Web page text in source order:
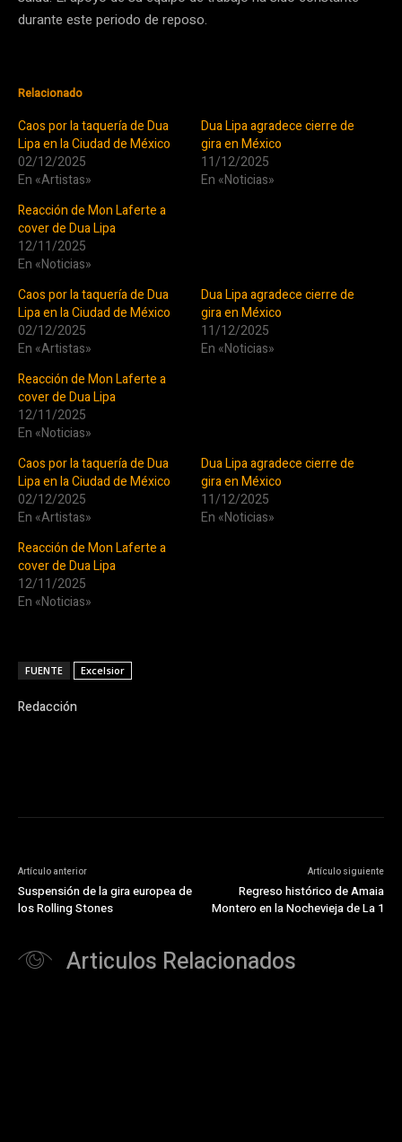
durante este periodo de reposo.
Relacionado
Caos por la taquería de Dua
Lipa en la Ciudad de México
02/12/2025
En «Artistas»
Dua Lipa agradece cierre de
gira en México
11/12/2025
En «Noticias»
Reacción de Mon Laferte a
cover de Dua Lipa
12/11/2025
En «Noticias»
Caos por la taquería de Dua
Lipa en la Ciudad de México
02/12/2025
En «Artistas»
Dua Lipa agradece cierre de
gira en México
11/12/2025
En «Noticias»
Reacción de Mon Laferte a
cover de Dua Lipa
12/11/2025
En «Noticias»
Caos por la taquería de Dua
Lipa en la Ciudad de México
02/12/2025
En «Artistas»
Dua Lipa agradece cierre de
gira en México
11/12/2025
En «Noticias»
Reacción de Mon Laferte a
cover de Dua Lipa
12/11/2025
En «Noticias»
FUENTE Excelsior
Redacción
Artículo anterior
Suspensión de la gira europea de
los Rolling Stones
Artículo siguiente
Regreso histórico de Amaia
Montero en la Nochevieja de La 1
Articulos Relacionados